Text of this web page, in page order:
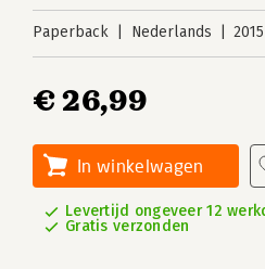
Paperback Nederlands 2015
€ 26,99
In winkelwagen
Levertijd ongeveer 12
Gratis verzonden